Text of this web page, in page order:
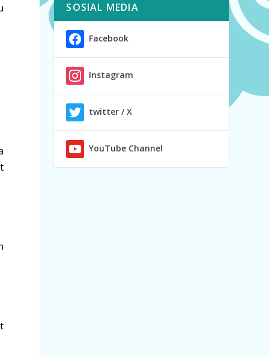
SOSIAL MEDIA
Facebook
Instagram
twitter / X
YouTube Channel